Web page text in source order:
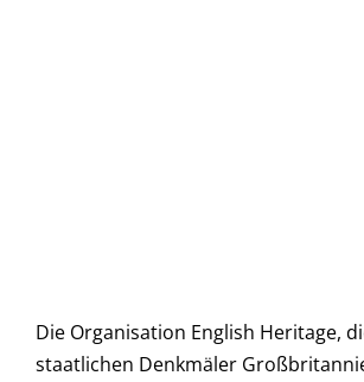
Die Organisation English Heritage,
staatlichen Denkmäler